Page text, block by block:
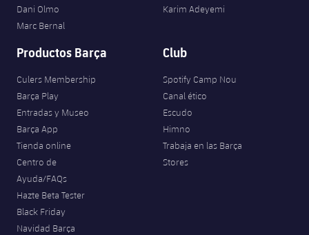
Dani Olmo
Marc Bernal
Karim Adeyemi
Productos Barça
Culers Membership
Barça Play
Entradas y Museo
Barça App
Tienda online
Centro de
Ayuda/FAQs
Hazte Beta Tester
Black Friday
Navidad Barça
Club
Spotify Camp Nou
Canal ético
Escudo
Himno
Trabaja en las Barça
Stores